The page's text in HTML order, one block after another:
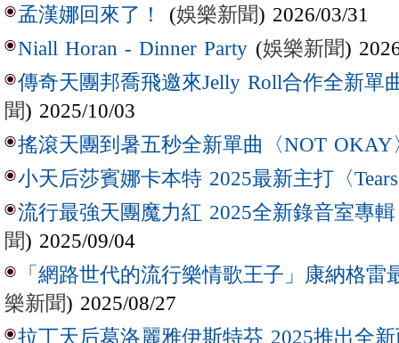
孟漢娜回來了！ (娛樂新聞) 2026/03/31
Niall Horan - Dinner Party (娛樂新聞)
傳奇天團邦喬飛邀來Jelly Roll合作全新單
聞) 2025/10/03
搖滾天團到暑五秒全新單曲〈NOT OKAY
小天后莎賓娜卡本特 2025最新主打〈
流行最強天團魔力紅 2025全新錄音室專
聞) 2025/09/04
「網路世代的流行樂情歌王子」康納格雷
樂新聞) 2025/08/27
拉丁天后葛洛麗雅伊斯特芬 2025推出全新